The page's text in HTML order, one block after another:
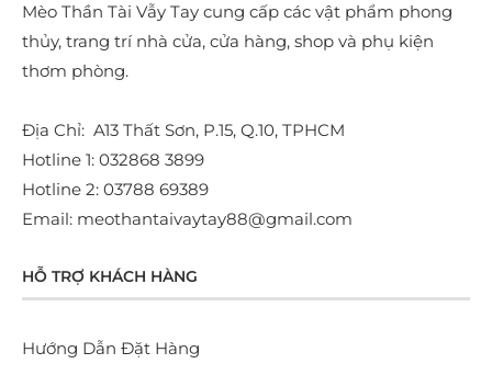
Mèo Thần Tài Vẫy Tay cung cấp các vật phẩm phong
thủy, trang trí nhà cửa, cửa hàng, shop và phụ kiện
thơm phòng.
Địa Chỉ: A13 Thất Sơn, P.15, Q.10, TPHCM
Hotline 1: 032868 3899
Hotline 2: 03788 69389
Email: meothantaivaytay88@gmail.com
HỖ TRỢ KHÁCH HÀNG
Hướng Dẫn Đặt Hàng